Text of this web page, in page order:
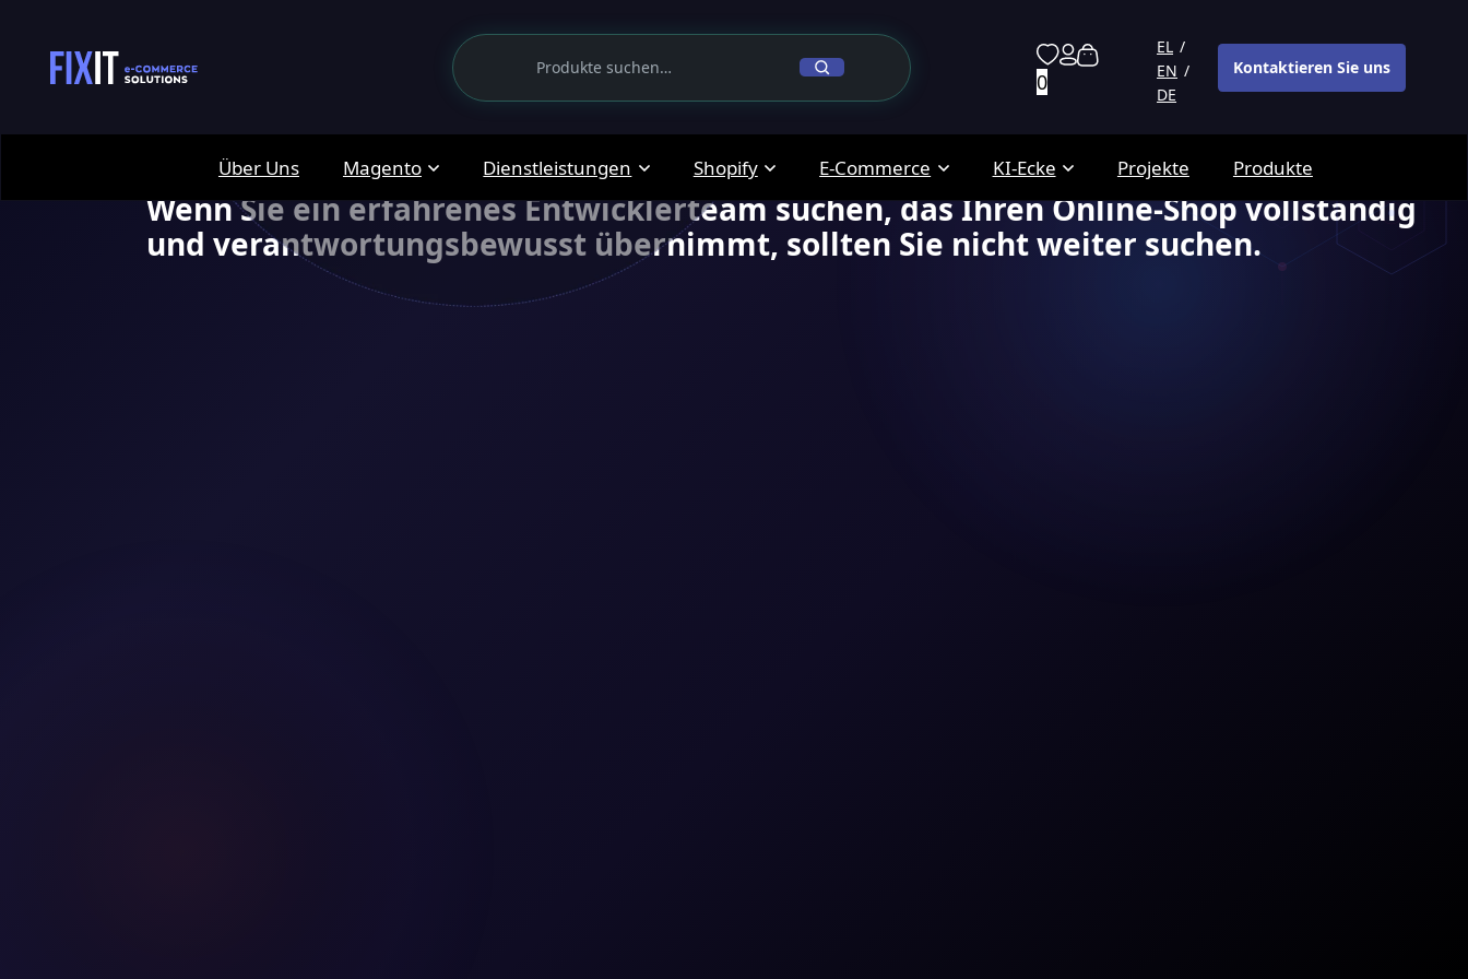
0
EL
EN
DE
Kontaktieren Sie uns
Über Uns Magento Dienstleistungen Shopify E-Commerce KI-Ecke Projekte Produkte
Suchen Sie nicht weiter! Sie sind auf dem richtigen Weg.
Webentwicklung
Wenn Sie ein erfahrenes Entwicklerteam suchen, das Ihren Online-Shop vollständig
und verantwortungsbewusst übernimmt, sollten Sie nicht weiter suchen.